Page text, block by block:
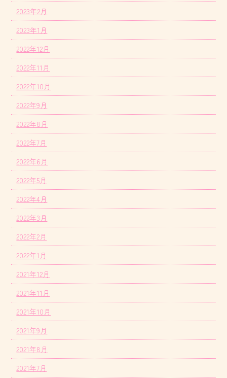
2023年2月
2023年1月
2022年12月
2022年11月
2022年10月
2022年9月
2022年8月
2022年7月
2022年6月
2022年5月
2022年4月
2022年3月
2022年2月
2022年1月
2021年12月
2021年11月
2021年10月
2021年9月
2021年8月
2021年7月